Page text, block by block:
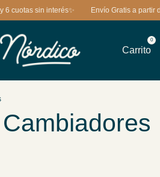
6 cuotas sin interés✨ Envío Gratis a partir
Carrito
0